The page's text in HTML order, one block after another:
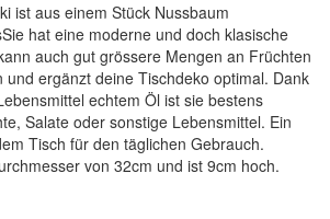
ist aus einem Stück Nussbaum
hat eine moderne und doch klasische
auch gut grössere Mengen an Früchten
und ergänzt deine Tischdeko optimal. Dank
echtem Öl ist sie bestens
Salate oder sonstige Lebensmittel. Ein
Tisch für den täglichen Gebrauch.
von 32cm und ist 9cm hoch.